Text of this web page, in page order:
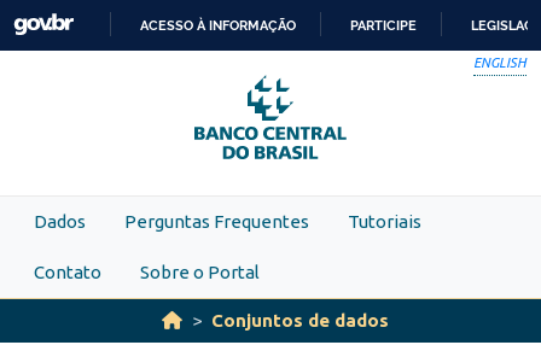
Skip to main content
PARA
O
CONTEÚDO
ACESSO À INFORMAÇÃO PARTICIPE
ENGLISH
Dados Perguntas Frequentes Tutoriais
Contato Sobre o Portal
Conjuntos de dados